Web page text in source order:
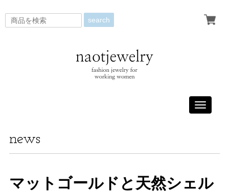
search
Toggle
news
マットゴールドと天然シェル